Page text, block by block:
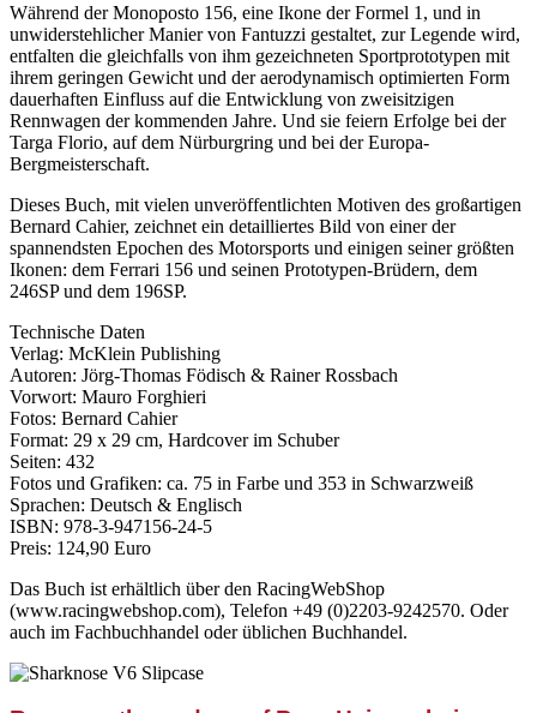
Während der Monoposto 156, eine Ikone der Formel 1, und in
unwiderstehlicher Manier von Fantuzzi gestaltet, zur Legende wird,
entfalten die gleichfalls von ihm gezeichneten Sportprototypen mit
ihrem geringen Gewicht und der aerodynamisch optimierten Form
dauerhaften Einfluss auf die Entwicklung von zweisitzigen
Rennwagen der kommenden Jahre. Und sie feiern Erfolge bei der
Targa Florio, auf dem Nürburgring und bei der Europa-
Bergmeisterschaft.
Dieses Buch, mit vielen unveröffentlichten Motiven des großartigen
Bernard Cahier, zeichnet ein detailliertes Bild von einer der
spannendsten Epochen des Motorsports und einigen seiner größten
Ikonen: dem Ferrari 156 und seinen Prototypen-Brüdern, dem
246SP und dem 196SP.
Technische Daten
Verlag: McKlein Publishing
Autoren: Jörg-Thomas Födisch & Rainer Rossbach
Vorwort: Mauro Forghieri
Fotos: Bernard Cahier
Format: 29 x 29 cm, Hardcover im Schuber
Seiten: 432
Fotos und Grafiken: ca. 75 in Farbe und 353 in Schwarzweiß
Sprachen: Deutsch & Englisch
ISBN: 978-3-947156-24-5
Preis: 124,90 Euro
Das Buch ist erhältlich über den RacingWebShop
(www.racingwebshop.com), Telefon +49 (0)2203-9242570. Oder
auch im Fachbuchhandel oder üblichen Buchhandel.